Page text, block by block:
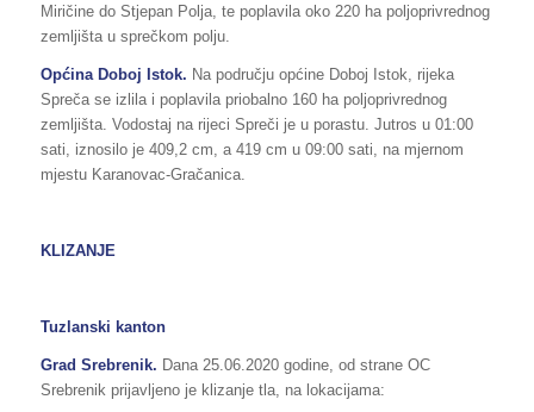
Miričine do Stjepan Polja, te poplavila oko 220 ha poljoprivrednog
zemljišta u sprečkom polju.
Općina Doboj Istok. Na području općine Doboj Istok, rijeka
Spreča se izlila i poplavila priobalno 160 ha poljoprivrednog
zemljišta. Vodostaj na rijeci Spreči je u porastu. Jutros u 01:00
sati, iznosilo je 409,2 cm, a 419 cm u 09:00 sati, na mjernom
mjestu Karanovac-Gračanica.
KLIZANJE
Tuzlanski kanton
Grad Srebrenik. Dana 25.06.2020 godine, od strane OC
Srebrenik prijavljeno je klizanje tla, na lokacijama: